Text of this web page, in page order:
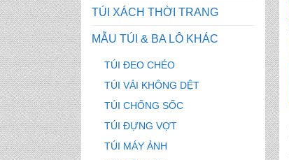
TÚI XÁCH THỜI TRANG
MẪU TÚI & BA LÔ KHÁC
TÚI ĐEO CHÉO
TÚI VẢI KHÔNG DỆT
TÚI CHỐNG SỐC
TÚI ĐỰNG VỢT
TÚI MÁY ẢNH